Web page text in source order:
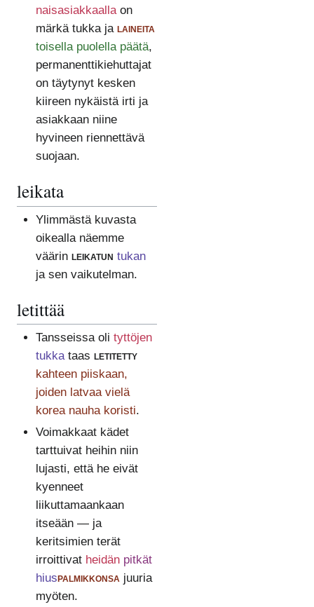
naisasiakkaallaon
märkä tukka ja laineita
toisella puolella päätä,
permanenttikiehuttajat
on täytynyt kesken
kiireen nykäistä irti ja
asiakkaan niine
hyvineen riennettävä
suojaan.
leikata
Ylimmästä kuvasta
oikealla näemme
väärin leikatun tukan
ja sen vaikutelman.
letittää
Tansseissa oli tyttöjen
tukkataas letitetty
kahteen piiskaan,
joiden latvaa vielä
korea nauha koristi.
Voimakkaat kädet
tarttuivat heihin niin
lujasti, että he eivät
kyenneet
liikuttamaankaan
itseään — ja
keritsimien terät
irroittivat heidän pitkät
hiuspalmikkonsajuuria
myöten.